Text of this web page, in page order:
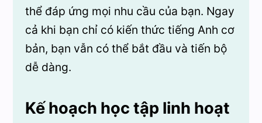
thể đáp ứng mọi nhu cầu của bạn. Ngay
cả khi bạn chỉ có kiến thức tiếng Anh cơ
bản, bạn vẫn có thể bắt đầu và tiến bộ
dễ dàng.
Kế hoạch học tập linh hoạt